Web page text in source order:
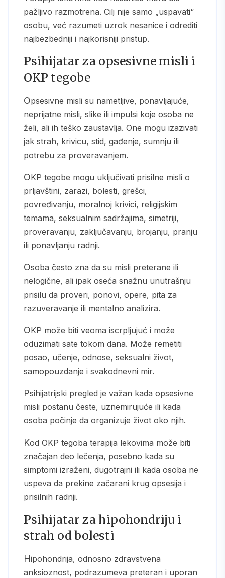
pažljivo razmotrena. Cilj nije samo „uspavati“
osobu, već razumeti uzrok nesanice i odrediti
najbezbedniji i najkorisniji pristup.
Psihijatar za opsesivne misli i
OKP tegobe
Opsesivne misli su nametljive, ponavljajuće,
neprijatne misli, slike ili impulsi koje osoba ne
želi, ali ih teško zaustavlja. One mogu izazivati
jak strah, krivicu, stid, gađenje, sumnju ili
potrebu za proveravanjem.
OKP tegobe mogu uključivati prisilne misli o
prljavštini, zarazi, bolesti, grešci,
povređivanju, moralnoj krivici, religijskim
temama, seksualnim sadržajima, simetriji,
proveravanju, zaključavanju, brojanju, pranju
ili ponavljanju radnji.
Osoba često zna da su misli preterane ili
nelogične, ali ipak oseća snažnu unutrašnju
prisilu da proveri, ponovi, opere, pita za
razuveravanje ili mentalno analizira.
OKP može biti veoma iscrpljujuć i može
oduzimati sate tokom dana. Može remetiti
posao, učenje, odnose, seksualni život,
samopouzdanje i svakodnevni mir.
Psihijatrijski pregled je važan kada opsesivne
misli postanu česte, uznemirujuće ili kada
osoba počinje da organizuje život oko njih.
Kod OKP tegoba terapija lekovima može biti
značajan deo lečenja, posebno kada su
simptomi izraženi, dugotrajni ili kada osoba ne
uspeva da prekine začarani krug opsesija i
prisilnih radnji.
Psihijatar za hipohondriju i
strah od bolesti
Hipohondrija, odnosno zdravstvena
anksioznost, podrazumeva preteran i uporan